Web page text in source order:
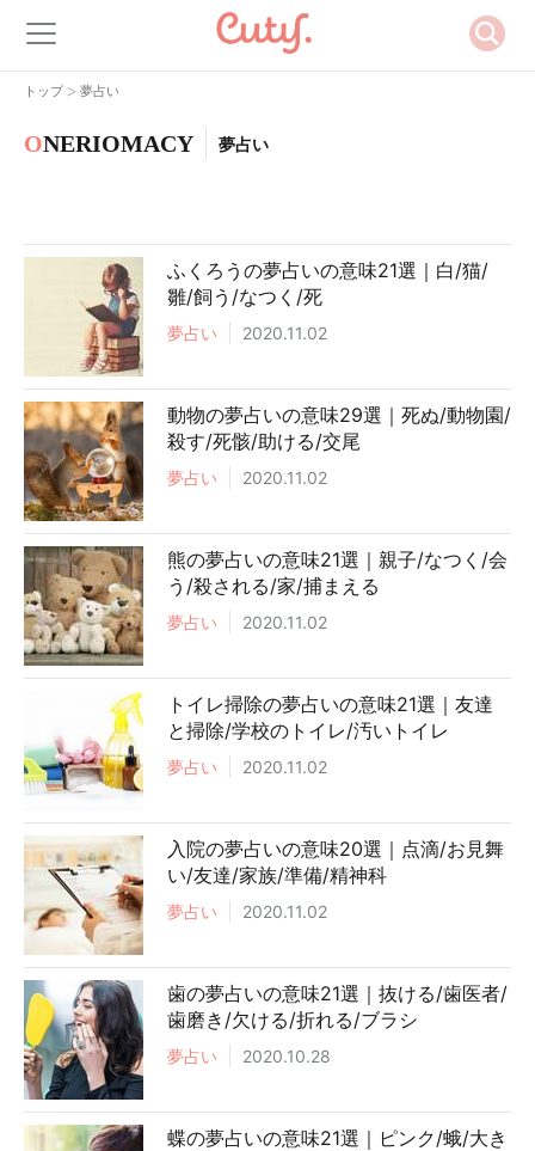
トップ > 夢占い
ONERIOMACY 夢占い
ふくろうの夢占いの意味21選｜白/猫/
雛/飼う/なつく/死
夢占い 2020.11.02
動物の夢占いの意味29選｜死ぬ/動物園/
殺す/死骸/助ける/交尾
夢占い 2020.11.02
熊の夢占いの意味21選｜親子/なつく/会
う/殺される/家/捕まえる
夢占い 2020.11.02
トイレ掃除の夢占いの意味21選｜友達
と掃除/学校のトイレ/汚いトイレ
夢占い 2020.11.02
入院の夢占いの意味20選｜点滴/お見舞
い/友達/家族/準備/精神科
夢占い 2020.11.02
歯の夢占いの意味21選｜抜ける/歯医者/
歯磨き/欠ける/折れる/ブラシ
夢占い 2020.10.28
蝶の夢占いの意味21選｜ピンク/蛾/大き